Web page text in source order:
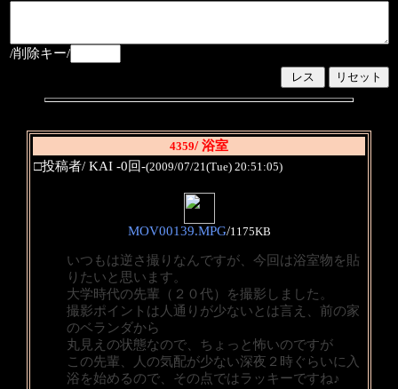
/削除キー/
4359/ 浴室
□投稿者/ KAI -0回-(2009/07/21(Tue) 20:51:05)
MOV00139.MPG/1175KB
いつもは逆さ撮りなんですが、今回は浴室物を貼
りたいと思います。
大学時代の先輩（２０代）を撮影しました。
撮影ポイントは人通りが少ないとは言え、前の家
のベランダから
丸見えの状態なので、ちょっと怖いのですが
この先輩、人の気配が少ない深夜２時ぐらいに入
浴を始めるので、その点ではラッキーですね♪